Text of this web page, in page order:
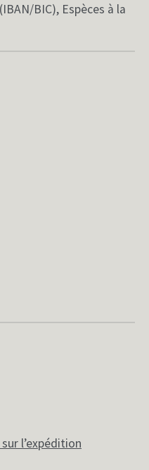
BIC), Espèces à la
l’expédition